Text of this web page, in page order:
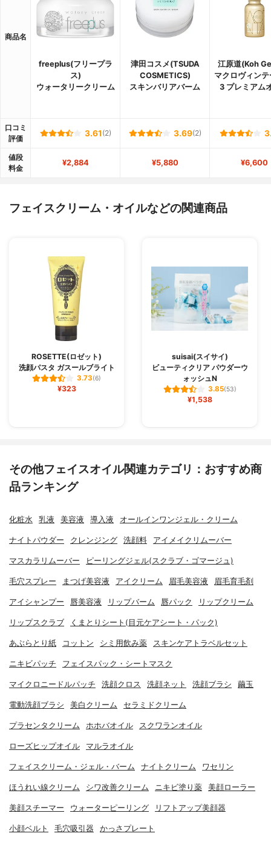
商品名
freeplus(フリープラ
ス)
ウォータリークリーム
津田コスメ(TSUDA
COSMETICS)
スキンバリアバーム
江原道(Koh
マクロヴィンテ
3 プレミアム
口コミ
評価
3.61 (2) 3.69(2)
値段
料金
¥2,884 ¥5,880 ¥6,600
フェイスクリーム・オイルなどの関連商品
ROSETTE(ロゼット)
洗顔パスタ ガスールブライト
3.73(6)
¥323
suisai(スイサイ)
ビューティクリア パウダーウ
ォッシュN
3.85(53)
¥1,538
その他フェイスオイル関連カテゴリ：おすすめ商
品ランキング
化粧水 乳液 美容液 導入液 オールインワンジェル・クリーム
ナイトパウダー クレンジング 洗顔料 アイメイクリムーバー
マスカラリムーバー ピーリングジェル(スクラブ・ゴマージュ)
毛穴スプレー まつげ美容液 アイクリーム 眉毛美容液 眉毛育毛剤
アイシャンプー 唇美容液 リップバーム 唇パック リップクリーム
リップスクラブ くまとりシート(目元ケアシート・パック)
あぶらとり紙 コットン シミ用飲み薬 スキンケアトラベルセット
ニキビパッチ フェイスパック・シートマスク
マイクロニードルパッチ 洗顔クロス 洗顔ネット 洗顔ブラシ 繭玉
電動洗顔ブラシ 美白クリーム セラミドクリーム
プラセンタクリーム ホホバオイル スクワランオイル
ローズヒップオイル マルラオイル
フェイスクリーム・ジェル・バーム ナイトクリーム ワセリン
ほうれい線クリーム シワ改善クリーム ニキビ塗り薬 美顔ローラー
美顔スチーマー ウォーターピーリング リフトアップ美顔器
小顔ベルト 毛穴吸引器 かっさプレート